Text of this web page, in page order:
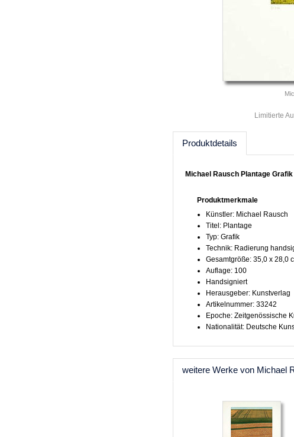
Limitierte
Produktdetails
Michael Rausch Plantage Grafik
Produktmerkmale
Künstler: Michael Rausch
Titel: Plantage
Typ: Grafik
Technik: Radierung
Gesamtgröße: 35,0 x 28,0
Auflage: 100
Handsigniert
Herausgeber: Kunstverlag
Artikelnummer: 33242
Epoche: Zeitgenössische
Nationalität: Deutsche
weitere Werke von Michael